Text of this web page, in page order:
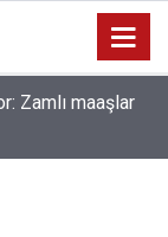
Zamlı maaşlar